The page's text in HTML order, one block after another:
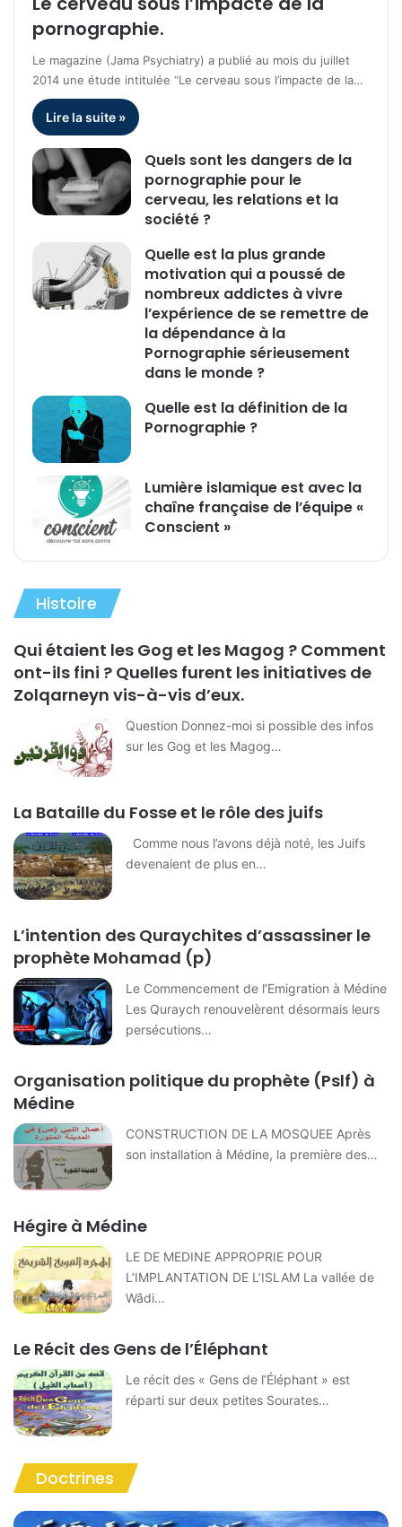
pornographie.
Le magazine (Jama Psychiatry) a publié au mois du juillet
2014 une étude intitulée “Le cerveau sous l’impacte de la…
Lire la suite »
Quels sont les dangers de la
pornographie pour le
cerveau, les relations et la
société ?
Quelle est la plus grande
motivation qui a poussé de
nombreux addictes à vivre
l’expérience de se remettre de
la dépendance à la
Pornographie sérieusement
dans le monde ?
Quelle est la définition de la
Pornographie ?
Lumière islamique est avec la
chaîne française de l’équipe «
Conscient »
Histoire
Qui étaient les Gog et les Magog ? Comment
ont-ils fini ? Quelles furent les initiatives de
Zolqarneyn vis-à-vis d’eux.
Question Donnez-moi si possible des infos
sur les Gog et les Magog…
La Bataille du Fosse et le rôle des juifs
Comme nous l’avons déjà noté, les Juifs
devenaient de plus en…
L’intention des Quraychites d’assassiner le
prophète Mohamad (p)
Le Commencement de l’Emigration à Médine
Les Quraych renouvelèrent désormais leurs
persécutions…
Organisation politique du prophète (Pslf) à
Médine
CONSTRUCTION DE LA MOSQUEE Après
son installation à Médine, la première des…
Hégire à Médine
LE DE MEDINE APPROPRIE POUR
L’IMPLANTATION DE L’ISLAM La vallée de
Wâdi…
Le Récit des Gens de l’Éléphant
Le récit des « Gens de l’Éléphant » est
réparti sur deux petites Sourates…
Doctrines